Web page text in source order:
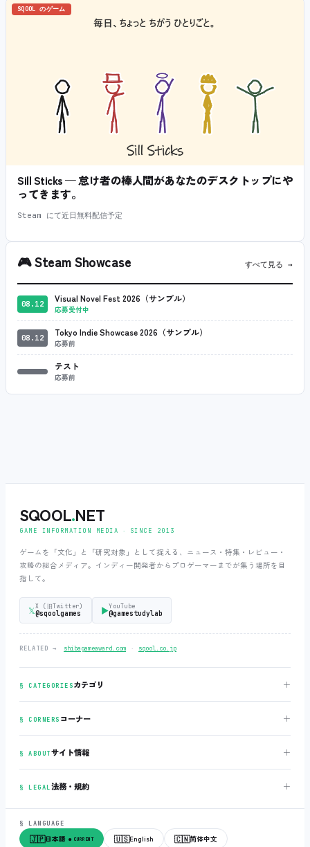
SQOOL のゲーム
Sill Sticks — 怠け者の棒人間があなたのデスクトップにや
ってきます。
Steam にて近日無料配信予定
🎮Steam Showcase すべて見る →
08.12 Visual Novel Fest 2026（サンプル）
応募受付中
08.12 Tokyo Indie Showcase 2026（サンプル）
応募前
テスト
応募前
SQOOL.NET
GAME INFORMATION MEDIA ‧ SINCE 2013
ゲームを「文化」と「研究対象」として捉える、ニュース・特集・レビュー・
攻略の総合メディア。インディー開発者からプロゲーマーまでが集う場所を目
指して。
𝕏X (旧Twitter)
@sqoolgames ▶YouTube
@gamestudylab
RELATED → shibagameaward.com ‧ sqool.co.jp
§ CATEGORIESカテゴリ ＋
§ CORNERS コーナー ＋
§ ABOUTサイト情報 ＋
§ LEGAL法務・規約 ＋
§ LANGUAGE
🇯🇵日本語 ● CURRENT 🇺🇸English 🇨🇳简体中文